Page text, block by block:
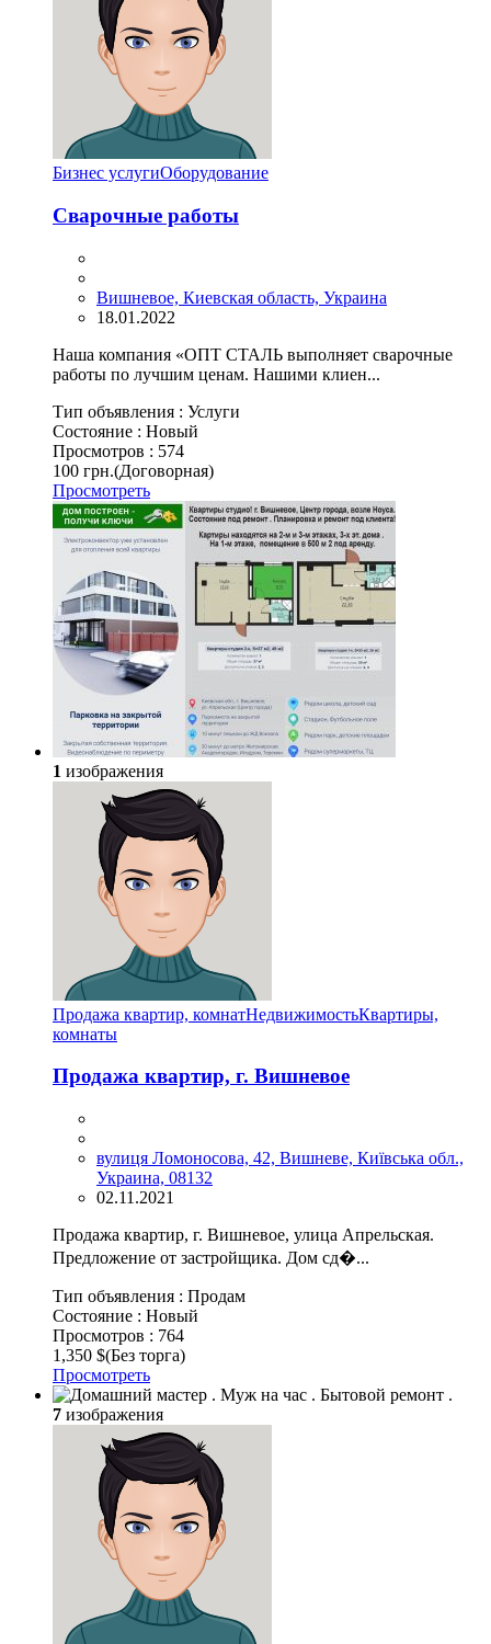
Бизнес услугиОборудование
Сварочные работы
Вишневое, Киевская область, Украина
18.01.2022
Наша компания «ОПТ СТАЛЬ выполняет сварочные
работы по лучшим ценам. Нашими клиен...
Тип объявления : Услуги
Состояние : Новый
Просмотров : 574
100 грн.(Договорная)
Просмотреть
1 изображения
Продажа квартир, комнатНедвижимостьКвартиры,
комнаты
Продажа квартир, г. Вишневое
вулиця Ломоносова, 42, Вишневе, Київська обл.,
Украина, 08132
02.11.2021
Продажа квартир, г. Вишневое, улица Апрельская.
Предложение от застройщика. Дом сд�...
Тип объявления : Продам
Состояние : Новый
Просмотров : 764
1,350 $(Без торга)
Просмотреть
7 изображения